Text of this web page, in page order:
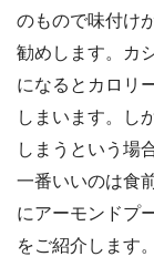
のもので味付け
勧めします。カ
になるとカロリ
しまいます。し
しまうという場
一番いいのは食
にアーモンドプ
をご紹介します